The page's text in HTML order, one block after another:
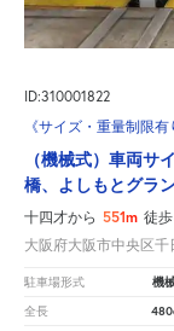
ID:310001822
《サイズ・重量制限
（機械式）車両サ
橋、よしもとグラ
十四才から 551m 徒歩
大阪府大阪市中央区
駐車場形式 機
全長